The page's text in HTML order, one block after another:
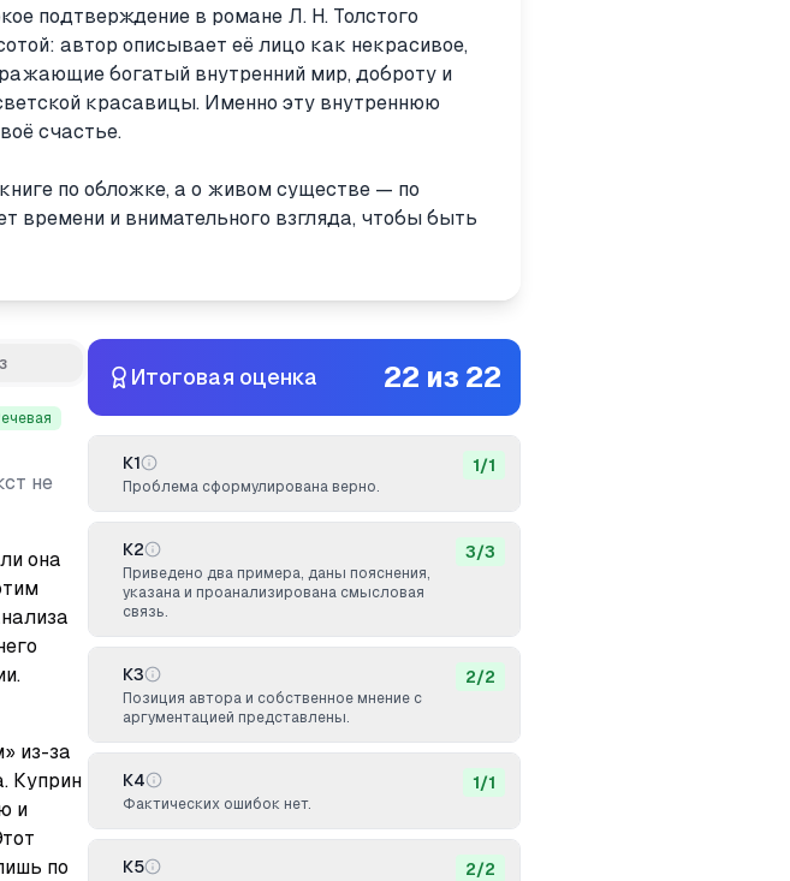
подтверждение в романе Л. Н. Толстого
автор описывает её лицо как некрасивое,
богатый внутренний мир, доброту и
красавицы. Именно эту внутреннюю
счастье.
по обложке, а о живом существе — по
времени и внимательного взгляда, чтобы быть
не
она
из-за
Куприн
и
по
Итоговая оценка 22 из 22
К1
Проблема сформулирована верно.
1/1
К2
Приведено два примера, даны пояснения,
указана и проанализирована смысловая
связь.
3/3
К3
Позиция автора и собственное мнение с
аргументацией представлены.
2/2
К4
Фактических ошибок нет.
1/1
К5 2/2